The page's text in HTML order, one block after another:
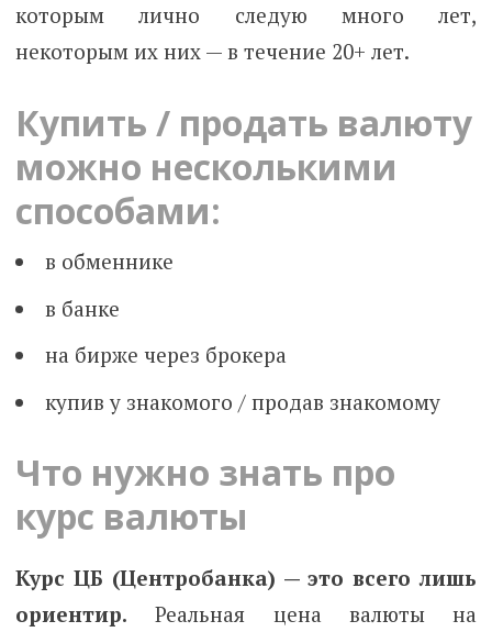
которым лично следую много лет,
некоторым их них — в течение 20+ лет.
Купить / продать валюту
можно несколькими
способами:
в обменнике
в банке
на бирже через брокера
купив у знакомого / продав знакомому
Что нужно знать про
курс валюты
Курс ЦБ (Центробанка) — это всего лишь
ориентир. Реальная цена валюты на